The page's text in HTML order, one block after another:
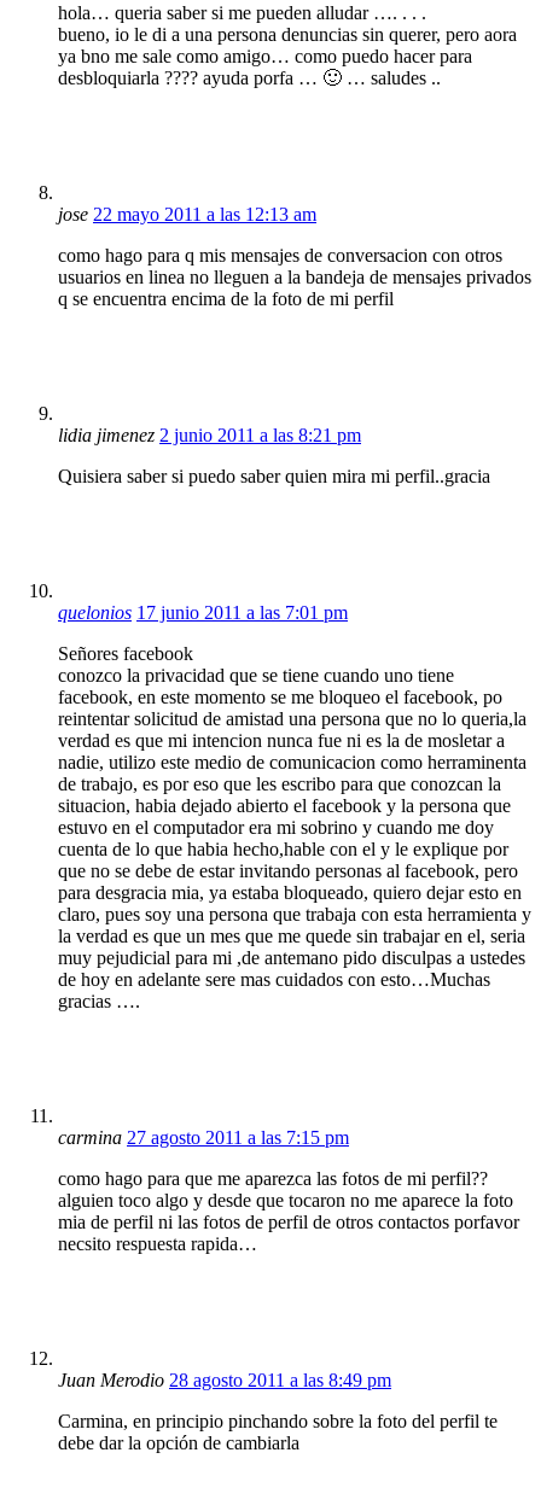
hola… queria saber si me pueden alludar …. . . .
bueno, io le di a una persona denuncias sin querer, pero aora
ya bno me sale como amigo… como puedo hacer para
desbloquiarla ???? ayuda porfa … 🙂 … saludes ..
jose 22 mayo 2011 a las 12:13 am
como hago para q mis mensajes de conversacion con otros
usuarios en linea no lleguen a la bandeja de mensajes privados
q se encuentra encima de la foto de mi perfil
lidia jimenez 2 junio 2011 a las 8:21 pm
Quisiera saber si puedo saber quien mira mi perfil..gracia
quelonios 17 junio 2011 a las 7:01 pm
Señores facebook
conozco la privacidad que se tiene cuando uno tiene
facebook, en este momento se me bloqueo el facebook, po
reintentar solicitud de amistad una persona que no lo queria,la
verdad es que mi intencion nunca fue ni es la de mosletar a
nadie, utilizo este medio de comunicacion como herraminenta
de trabajo, es por eso que les escribo para que conozcan la
situacion, habia dejado abierto el facebook y la persona que
estuvo en el computador era mi sobrino y cuando me doy
cuenta de lo que habia hecho,hable con el y le explique por
que no se debe de estar invitando personas al facebook, pero
para desgracia mia, ya estaba bloqueado, quiero dejar esto en
claro, pues soy una persona que trabaja con esta herramienta y
la verdad es que un mes que me quede sin trabajar en el, seria
muy pejudicial para mi ,de antemano pido disculpas a ustedes
de hoy en adelante sere mas cuidados con esto…Muchas
gracias ….
carmina 27 agosto 2011 a las 7:15 pm
como hago para que me aparezca las fotos de mi perfil??
alguien toco algo y desde que tocaron no me aparece la foto
mia de perfil ni las fotos de perfil de otros contactos porfavor
necsito respuesta rapida…
Juan Merodio 28 agosto 2011 a las 8:49 pm
Carmina, en principio pinchando sobre la foto del perfil te
debe dar la opción de cambiarla